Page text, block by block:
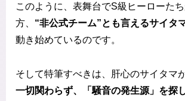
このように、表舞台でS級ヒーローた
方、 “非公式チーム”とも言えるサイタ
動き始めているのです。
そして特筆すべきは、肝心のサイタマ
一切関わらず、「騒音の発生源」を探